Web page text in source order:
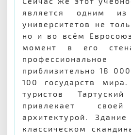
является одним из
университетов не
но и во всём
момент в его
профессиональное
приблизительно 18
100 государств мира.
туристов Тартуский
привлекает
архитектурой.
классическом